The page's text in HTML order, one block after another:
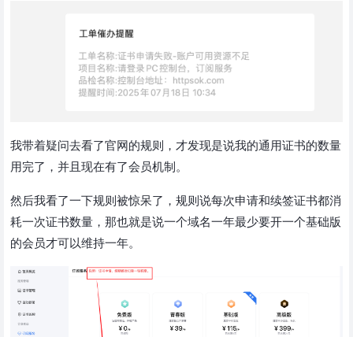
我带着疑问去看了官网的规则，才发现是说我的通用证书的数量
用完了，并且现在有了会员机制。
然后我看了一下规则被惊呆了，规则说每次申请和续签证书都消
耗一次证书数量，那也就是说一个域名一年最少要开一个基础版
的会员才可以维持一年。